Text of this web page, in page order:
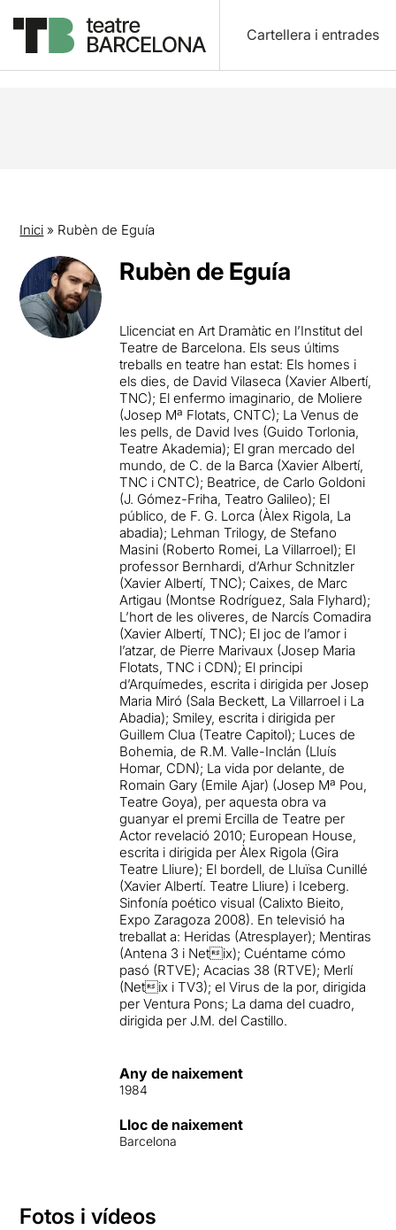
Cartellera i entrades
Inici » Rubèn de Eguía
Rubèn de Eguía
Llicenciat en Art Dramàtic en l’Institut del
Teatre de Barcelona. Els seus últims
treballs en teatre han estat: Els homes i
els dies, de David Vilaseca (Xavier Albertí,
TNC); El enfermo imaginario, de Moliere
(Josep Mª Flotats, CNTC); La Venus de
les pells, de David Ives (Guido Torlonia,
Teatre Akademia); El gran mercado del
mundo, de C. de la Barca (Xavier Albertí,
TNC i CNTC); Beatrice, de Carlo Goldoni
(J. Gómez-Friha, Teatro Galileo); El
público, de F. G. Lorca (Àlex Rigola, La
abadia); Lehman Trilogy, de Stefano
Masini (Roberto Romei, La Villarroel); El
professor Bernhardi, d’Arhur Schnitzler
(Xavier Albertí, TNC); Caixes, de Marc
Artigau (Montse Rodríguez, Sala Flyhard);
L’hort de les oliveres, de Narcís Comadira
(Xavier Albertí, TNC); El joc de l’amor i
l’atzar, de Pierre Marivaux (Josep Maria
Flotats, TNC i CDN); El principi
d’Arquímedes, escrita i dirigida per Josep
Maria Miró (Sala Beckett, La Villarroel i La
Abadia); Smiley, escrita i dirigida per
Guillem Clua (Teatre Capitol); Luces de
Bohemia, de R.M. Valle-Inclán (Lluís
Homar, CDN); La vida por delante, de
Romain Gary (Emile Ajar) (Josep Mª Pou,
Teatre Goya), per aquesta obra va
guanyar el premi Ercilla de Teatre per
Actor revelació 2010; European House,
escrita i dirigida per Àlex Rigola (Gira
Teatre Lliure); El bordell, de Lluïsa Cunillé
(Xavier Albertí. Teatre Lliure) i Iceberg.
Sinfonía poético visual (Calixto Bieito,
Expo Zaragoza 2008). En televisió ha
treballat a: Heridas (Atresplayer); Mentiras
(Antena 3 i Netix); Cuéntame cómo
pasó (RTVE); Acacias 38 (RTVE); Merlí
(Netix i TV3); el Virus de la por, dirigida
per Ventura Pons; La dama del cuadro,
dirigida per J.M. del Castillo.
Any de naixement
1984
Lloc de naixement
Barcelona
Fotos i vídeos